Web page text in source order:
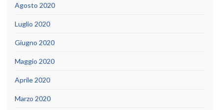
Agosto 2020
Luglio 2020
Giugno 2020
Maggio 2020
Aprile 2020
Marzo 2020